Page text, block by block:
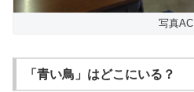
写真AC
「青い鳥」はどこにいる？